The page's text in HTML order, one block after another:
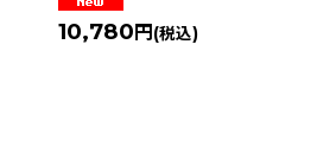
10,780 円 (税込)